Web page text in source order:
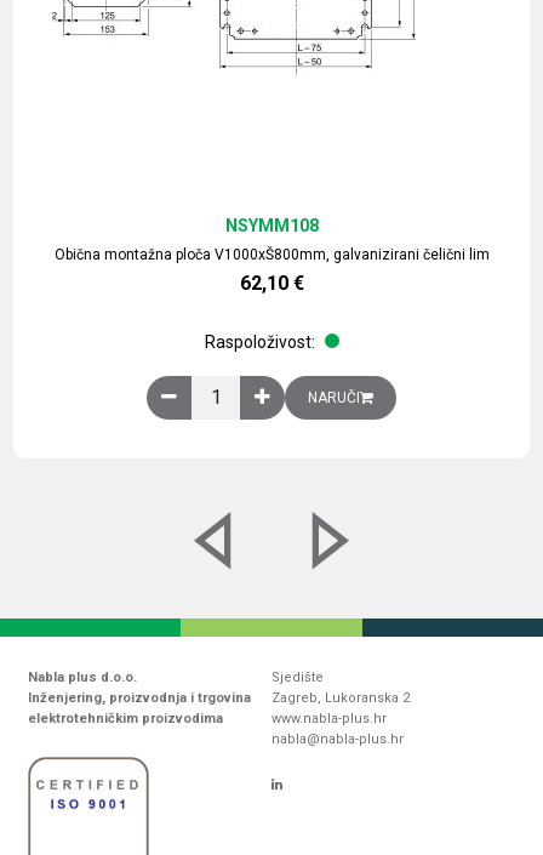
Obična montažna ploča V1000xŠ800mm, galvanizirani čelični lim
NSYMM108
62,10 €
Raspoloživost:
Obična montažna ploča V1000xŠ800mm,
NARUČI
Nabla plus d.o.o.
Inženjering, proizvodnja i trgovina
elektrotehničkim proizvodima
Sjedište
Zagreb, Lukoranska 2
www.nabla-plus.hr
nabla@nabla-plus.hr